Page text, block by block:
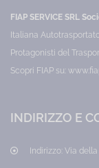
con
il
pubblico
il
pubblico
rischio
di
aggressione:
cassa,
controllo
2016/679
Categoria:
Prezzo:
40,00
FIAP SERVICE SRL
Italiana
Protagonisti del
Scopri FIAP su:
INDIRIZZO E
Indirizzo: Via della